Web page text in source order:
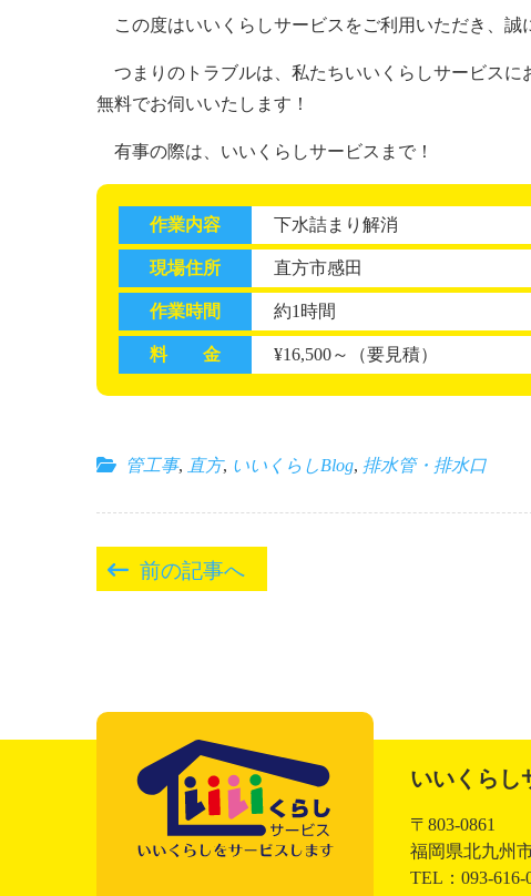
この度はいいくらしサービスをご利用いただき、誠
つまりのトラブルは、私たちいいくらしサービスに
無料でお伺いいたします！
有事の際は、いいくらしサービスまで！
作業内容 下水詰まり解消
現場住所 直方市感田
作業時間 約1時間
料 金 ¥16,500～（要見積）
管工事, 直方, いいくらしBlog, 排水管・排水口
投
ゲ
前の記事へ
いいくらし
〒803-0861
福岡県北九州
TEL：093-